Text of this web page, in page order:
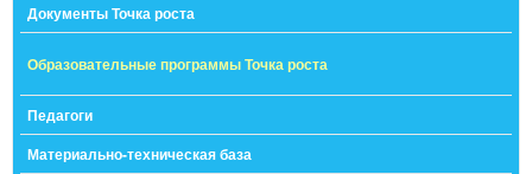
Документы Точка роста
Образовательные программы Точка роста
Педагоги
Материально-техническая база